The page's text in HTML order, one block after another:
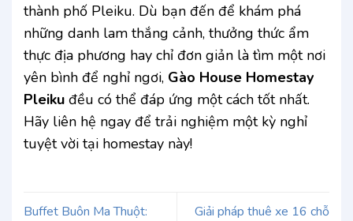
thành phố Pleiku. Dù bạn đến để khám phá
những danh lam thắng cảnh, thưởng thức ẩm
thực địa phương hay chỉ đơn giản là tìm một nơi
yên bình để nghỉ ngơi, Gào House Homestay
Pleiku đều có thể đáp ứng một cách tốt nhất.
Hãy liên hệ ngay để trải nghiệm một kỳ nghỉ
tuyệt vời tại homestay này!
Buffet Buôn Ma Thuột:
Giải pháp thuê xe 16 chỗ